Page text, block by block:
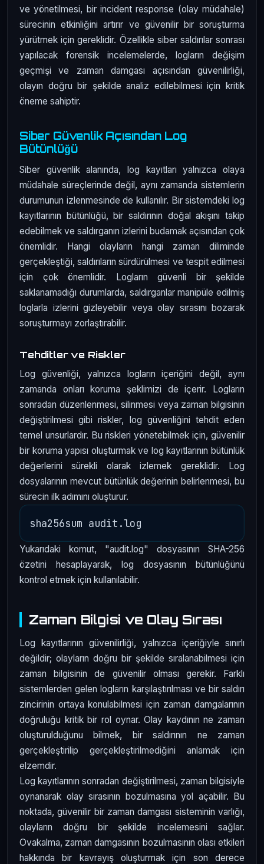
ve yönetilmesi, bir incident response (olay müdahale)
sürecinin etkinliğini artırır ve güvenilir bir soruşturma
yürütmek için gereklidir. Özellikle siber saldırılar sonrası
yapılacak forensik incelemelerde, logların değişim
geçmişi ve zaman damgası açısından güvenilirliği,
olayın doğru bir şekilde analiz edilebilmesi için kritik
öneme sahiptir.
Siber Güvenlik Açısından Log
Bütünlüğü
Siber güvenlik alanında, log kayıtları yalnızca olaya
müdahale süreçlerinde değil, aynı zamanda sistemlerin
durumunun izlenmesinde de kullanılır. Bir sistemdeki log
kayıtlarının bütünlüğü, bir saldırının doğal akışını takip
edebilmek ve saldırganın izlerini budamak açısından çok
önemlidir. Hangi olayların hangi zaman diliminde
gerçekleştiği, saldırıların sürdürülmesi ve tespit edilmesi
için çok önemlidir. Logların güvenli bir şekilde
saklanamadığı durumlarda, saldırganlar manipüle edilmiş
loglarla izlerini gizleyebilir veya olay sırasını bozarak
soruşturmayı zorlaştırabilir.
Tehditler ve Riskler
Log güvenliği, yalnızca logların içeriğini değil, aynı
zamanda onları koruma şeklimizi de içerir. Logların
sonradan düzenlenmesi, silinmesi veya zaman bilgisinin
değiştirilmesi gibi riskler, log güvenliğini tehdit eden
temel unsurlardır. Bu riskleri yönetebilmek için, güvenilir
bir koruma yapısı oluşturmak ve log kayıtlarının bütünlük
değerlerini sürekli olarak izlemek gereklidir. Log
dosyalarının mevcut bütünlük değerinin belirlenmesi, bu
sürecin ilk adımını oluşturur.
Yukarıdaki komut, "audit.log" dosyasının SHA-256
özetini hesaplayarak, log dosyasının bütünlüğünü
kontrol etmek için kullanılabilir.
Zaman Bilgisi ve Olay Sırası
Log kayıtlarının güvenilirliği, yalnızca içeriğiyle sınırlı
değildir; olayların doğru bir şekilde sıralanabilmesi için
zaman bilgisinin de güvenilir olması gerekir. Farklı
sistemlerden gelen logların karşılaştırılması ve bir saldırı
zincirinin ortaya konulabilmesi için zaman damgalarının
doğruluğu kritik bir rol oynar. Olay kaydının ne zaman
oluşturulduğunu bilmek, bir saldırının ne zaman
gerçekleştirilip gerçekleştirilmediğini anlamak için
elzemdir.
Log kayıtlarının sonradan değiştirilmesi, zaman bilgisiyle
oynanarak olay sırasının bozulmasına yol açabilir. Bu
noktada, güvenilir bir zaman damgası sisteminin varlığı,
olayların doğru bir şekilde incelemesini sağlar.
Ovakalma, zaman damgasının bozulmasının olası etkileri
hakkında bir kavrayış oluşturmak için son derece